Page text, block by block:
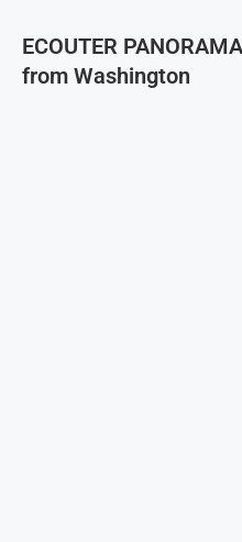
ECOUTER
from Washington